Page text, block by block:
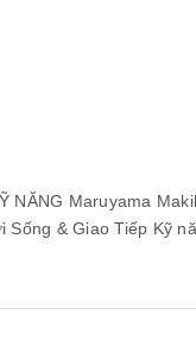
NĂNG Maruyama
Sống & Giao Tiếp Kỹ